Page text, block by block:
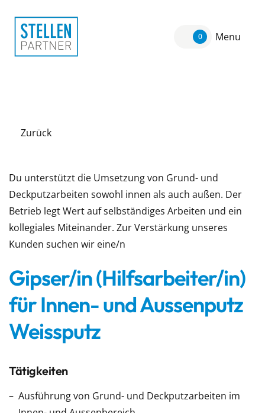
0 Menu
Zurück
Du unterstützt die Umsetzung von Grund- und
Deckputzarbeiten sowohl innen als auch außen. Der
Betrieb legt Wert auf selbständiges Arbeiten und ein
kollegiales Miteinander. Zur Verstärkung unseres
Kunden suchen wir eine/n
Gipser/in (Hilfsarbeiter/in)
für Innen- und Aussenputz
Weissputz
Tätigkeiten
Ausführung von Grund- und Deckputzarbeiten im